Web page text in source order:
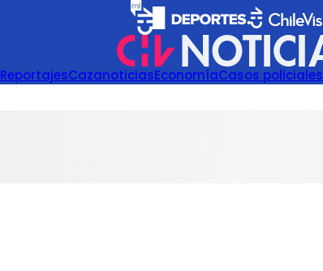
ReportajesCazanoticiasEconomíaCasos policiales